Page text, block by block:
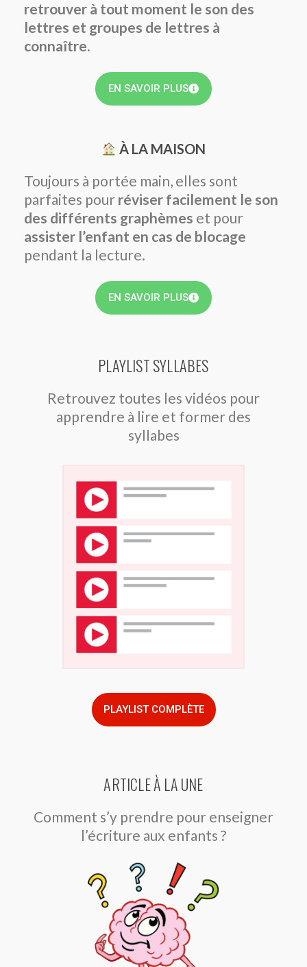
retrouver à tout moment le son des
lettres et groupes de lettres à
connaître.
EN SAVOIR PLUS
À LA MAISON
Toujours à portée main, elles sont
parfaites pour réviser facilement le son
des différents graphèmes et pour
assister l’enfant en cas de blocage
pendant la lecture.
EN SAVOIR PLUS
PLAYLIST SYLLABES
Retrouvez toutes les vidéos pour
apprendre à lire et former des
syllabes
PLAYLIST COMPLÈTE
ARTICLE À LA UNE
Comment s’y prendre pour enseigner
l’écriture aux enfants ?